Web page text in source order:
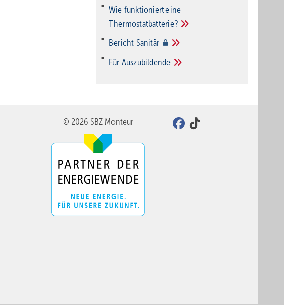
Wie funktioniert eine
Thermostatbatterie?
Bericht Sanitär
Für Auszubildende
© 2026 SBZ Monteur